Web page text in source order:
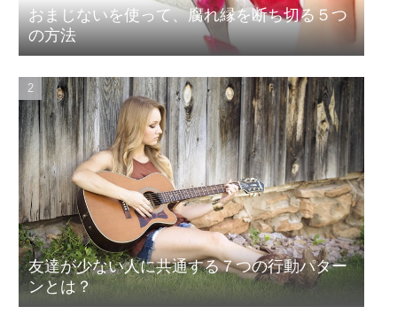
おまじないを使って、腐れ縁を断ち切る５つ
の方法
友達が少ない人に共通する７つの行動パター
ンとは？